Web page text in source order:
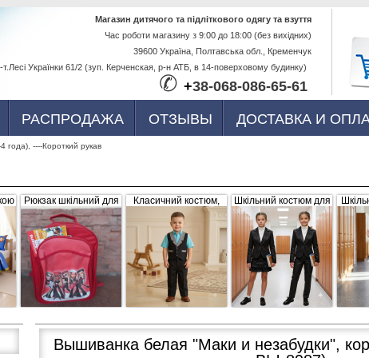
Перейти к
основному
содержанию
РАСПРОДАЖА ОТЗЫВЫ ДОСТАВКА И
Магазин дитячого та підліткового одягу та взуття
Час роботи магазину з 9:00 до 18:00 (без вихідних)
39600 Україна, Полтавська обл., Кременчук
т.Лесі Українки 61/2 (зуп. Керченская, р-н АТБ, в 14-поверховому будинку)
✆ +38-068-086-65-61
года), ----Короткий рукав
Рюкзак шкільний для
дівчинки "Братс",
червоний, плащівка
056656
Класичний костюм,
чорний з сіро-білими
вставками (жилетка +
штани)
Шкільний костюм для
дівчинки, трійка
Вышиванка белая "Маки и незабудки",